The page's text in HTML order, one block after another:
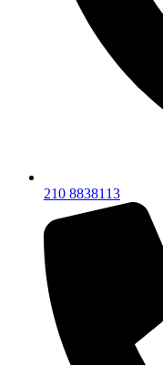
210 8838113